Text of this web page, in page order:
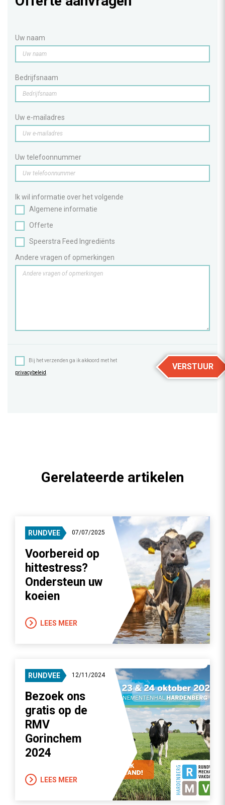
Uw naam
Bedrijfsnaam
Uw e-mailadres
Uw telefoonnummer
Ik wil informatie over het volgende
Algemene informatie
Offerte
Speerstra Feed Ingrediënts
Andere vragen of opmerkingen
Bij het verzenden ga ik akkoord met het
privacybeleid
VERSTUUR
Gerelateerde artikelen
RUNDVEE 07/07/2025
Voorbereid op
hittestress?
Ondersteun uw
koeien
LEES MEER
RUNDVEE 12/11/2024
Bezoek ons
gratis op de
RMV
Gorinchem
2024
LEES MEER